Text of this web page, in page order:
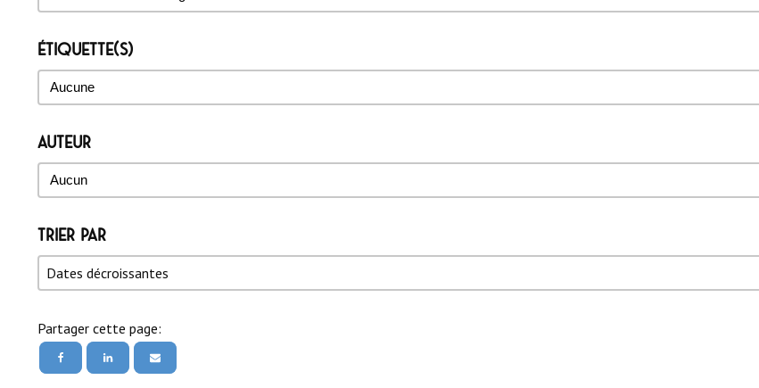
Étiquette(s)
Étiquette(s)
Étiquette(s)
Auteur
Auteur
Auteur
Trier par
Trier par
Trier par
Dates décroissantes
Trier par
Partager cette page: